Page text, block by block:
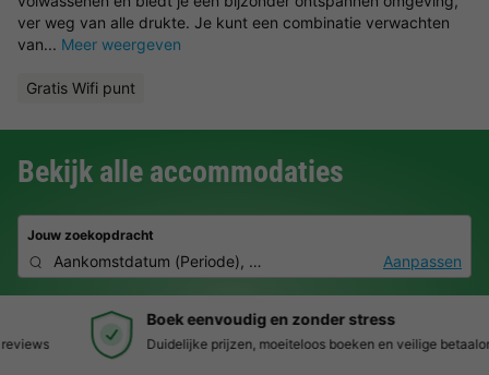
ver weg van alle drukte. Je kunt een combinatie verwachten
van... Meer weergeven
Gratis Wifi punt
Bekijk alle accommodaties
Jouw zoekopdracht
Aankomstdatum (Periode), 2 personen, 0 huisdierAanpassen
Boek eenvoudig en zonder stress
Duidelijke prijzen, moeiteloos boeken en veilige betaalomgeving